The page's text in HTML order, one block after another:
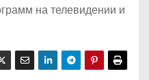
на телевидении и